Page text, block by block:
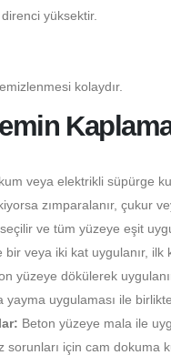
direnci yüksektir.
kolaydır.
veya elektrikli süpürge
zımparalanır, çukur
ve tüm yüzeye eşit
bir veya iki kat uygulanır, ilk
yüzeye dökülerek
yayma uygulaması ile birlikte
Beton yüzeye mala ile
sorunları için cam dokuma